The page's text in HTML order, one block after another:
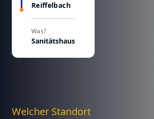
Reiffelbach
Was?
Sanitätshaus
Welcher Standort